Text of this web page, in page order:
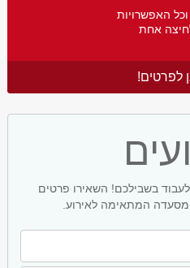
האפשרויות
אחת
לפרטים!
בשבילכם! השאירו פרטים
המתאימה לאירוע.